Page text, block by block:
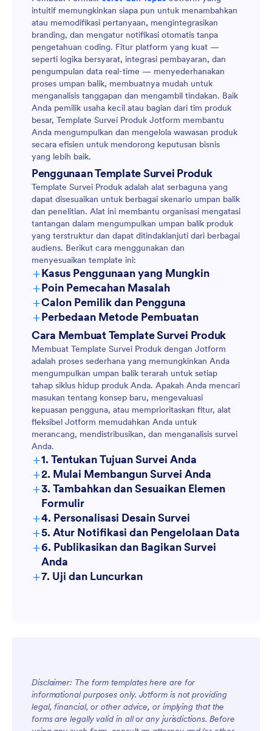
intuitif memungkinkan siapa pun untuk menambahkan
atau memodifikasi pertanyaan, mengintegrasikan
branding, dan mengatur notifikasi otomatis tanpa
pengetahuan coding. Fitur platform yang kuat —
seperti logika bersyarat, integrasi pembayaran, dan
pengumpulan data real-time — menyederhanakan
proses umpan balik, membuatnya mudah untuk
menganalisis tanggapan dan mengambil tindakan. Baik
Anda pemilik usaha kecil atau bagian dari tim produk
besar, Template Survei Produk Jotform membantu
Anda mengumpulkan dan mengelola wawasan produk
secara efisien untuk mendorong keputusan bisnis
yang lebih baik.
Penggunaan Template Survei Produk
Template Survei Produk adalah alat serbaguna yang
dapat disesuaikan untuk berbagai skenario umpan balik
dan penelitian. Alat ini membantu organisasi mengatasi
tantangan dalam mengumpulkan umpan balik produk
yang terstruktur dan dapat ditindaklanjuti dari berbagai
audiens. Berikut cara menggunakan dan
menyesuaikan template ini:
+Kasus Penggunaan yang Mungkin
+Poin Pemecahan Masalah
+Calon Pemilik dan Pengguna
+Perbedaan Metode Pembuatan
Cara Membuat Template Survei Produk
Membuat Template Survei Produk dengan Jotform
adalah proses sederhana yang memungkinkan Anda
mengumpulkan umpan balik terarah untuk setiap
tahap siklus hidup produk Anda. Apakah Anda mencari
masukan tentang konsep baru, mengevaluasi
kepuasan pengguna, atau memprioritaskan fitur, alat
fleksibel Jotform memudahkan Anda untuk
merancang, mendistribusikan, dan menganalisis survei
Anda.
+1. Tentukan Tujuan Survei Anda
+2. Mulai Membangun Survei Anda
Ruang Kerja
+3. Tambahkan dan Sesuaikan Elemen
Formulir
+4. Personalisasi Desain Survei
+5. Atur Notifikasi dan Pengelolaan Data
+6. Publikasikan dan Bagikan Survei
Anda
+7. Uji dan Luncurkan
Disclaimer: The form templates here are for
informational purposes only. Jotform is not providing
legal, financial, or other advice, or implying that the
forms are legally valid in all or any jurisdictions. Before